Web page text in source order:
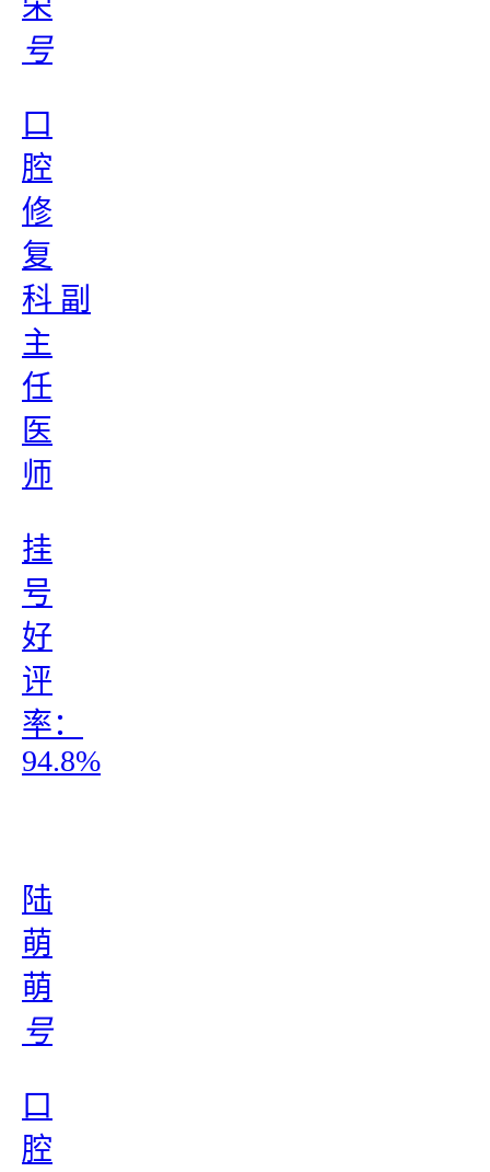
号
口
腔
修
复
科 副
主
任
医
师
挂
号
好
评
率：
94.8%
陆
萌
萌
号
口
腔